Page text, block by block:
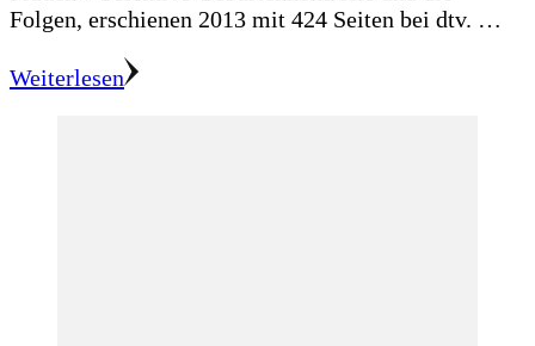
Folgen, erschienen 2013 mit 424 Seiten bei dtv. …
Weiterlesen